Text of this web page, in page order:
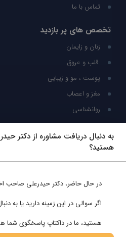
تماس با ما
تخصص های پر بازدید
زنان و زایمان
قلب و عروق
پوست ، مو و زیبایی
مغز و اعصاب
روانشناسی
شبکه های اجتماعی
ما را در شبکه های اجتماعی دنبال کنید
به دنبال دریافت مشاوره از دکتر
هستید؟
در حال حاضر، دکتر حیدرعلی صاحب
اگر سوالی در این زمینه دارید یا به
هستید، ما در داکتاپ پاسخگوی شما